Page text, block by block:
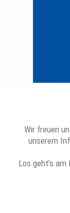
Wir freuen
unserem
Los geht’s